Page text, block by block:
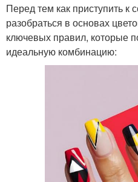
Перед тем как приступить к
разобраться в основах
ключевых правил, которые
идеальную комбинацию: